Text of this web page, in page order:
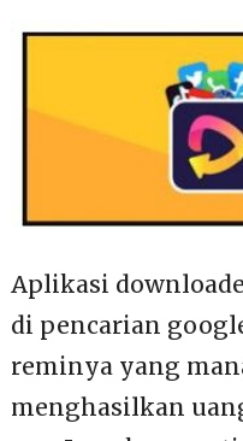
Aplikasi
di pencarian
reminya yang
menghasilkan